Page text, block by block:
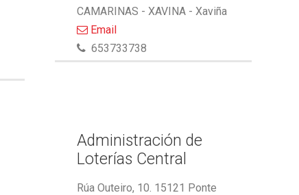
CAMARINAS - XAVINA - Xaviña
Email
653733738
Administración de
Loterías Central
Rúa Outeiro, 10. 15121 Ponte